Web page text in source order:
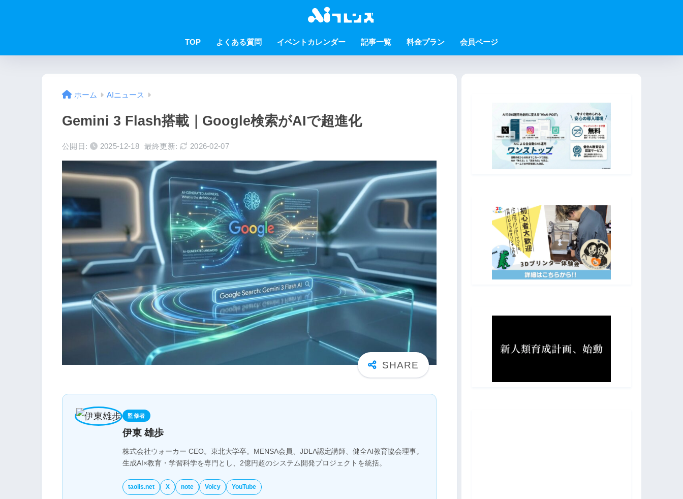
TOP よくある質問 イベントカレンダー 記事一覧 料金プラン 会員ページ
ホーム AIニュース
Gemini 3 Flash搭載｜Google検索がAIで超進化
公開日: 2025-12-18 最終更新: 2026-02-07
監修者
伊東 雄歩
株式会社ウォーカー CEO。東北大学卒。MENSA会員、JDLA認定講師、健全AI教育協会理事。
生成AI×教育・学習科学を専門とし、2億円超のシステム開発プロジェクトを統括。
taolis.net X note Voicy YouTube